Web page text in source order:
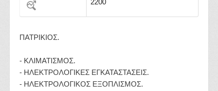
2200
ΠΑΤΡΙΚΙΟΣ.
- ΚΛΙΜΑΤΙΣΜΟΣ.
- ΗΛΕΚΤΡΟΛΟΓΙΚΕΣ ΕΓΚΑΤΑΣΤΑΣΕΙΣ.
- ΗΛΕΚΤΡΟΛΟΓΙΚΟΣ ΕΞΟΠΛΙΣΜΟΣ.